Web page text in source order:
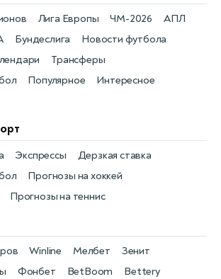
Новости футбола
Лига Европы
Трансферы
ЧМ-2026 АПЛ
Популярное Интересное
Бундеслига
Прогнозы на хоккей
Экспрессы
Прогнозы на теннис
Дерзкая ставка
Фонбет
Winline
BetBoom
Мелбет
Bettery
Зенит